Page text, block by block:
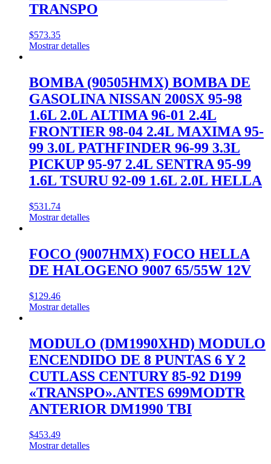
TRANSPO
$573.35
Mostrar detalles
BOMBA (90505HMX) BOMBA DE
GASOLINA NISSAN 200SX 95-98
1.6L 2.0L ALTIMA 96-01 2.4L
FRONTIER 98-04 2.4L MAXIMA 95-
99 3.0L PATHFINDER 96-99 3.3L
PICKUP 95-97 2.4L SENTRA 95-99
1.6L TSURU 92-09 1.6L 2.0L HELLA
$531.74
Mostrar detalles
FOCO (9007HMX) FOCO HELLA
DE HALOGENO 9007 65/55W 12V
$129.46
Mostrar detalles
MODULO (DM1990XHD) MODULO
ENCENDIDO DE 8 PUNTAS 6 Y 2
CUTLASS CENTURY 85-92 D199
«TRANSPO».ANTES 699MODTR
ANTERIOR DM1990 TBI
$453.49
Mostrar detalles